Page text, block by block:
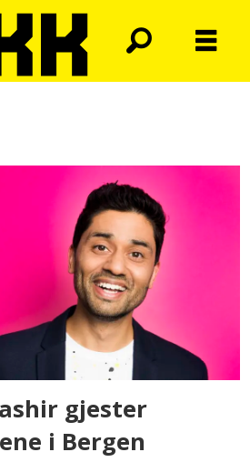
gjester
i Bergen